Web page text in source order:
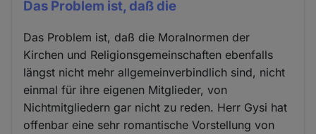
Das Problem ist, daß die
Das Problem ist, daß die Moralnormen der
Kirchen und Religionsgemeinschaften ebenfalls
längst nicht mehr allgemeinverbindlich sind, nicht
einmal für ihre eigenen Mitglieder, von
Nichtmitgliedern gar nicht zu reden. Herr Gysi hat
offenbar eine sehr romantische Vorstellung von